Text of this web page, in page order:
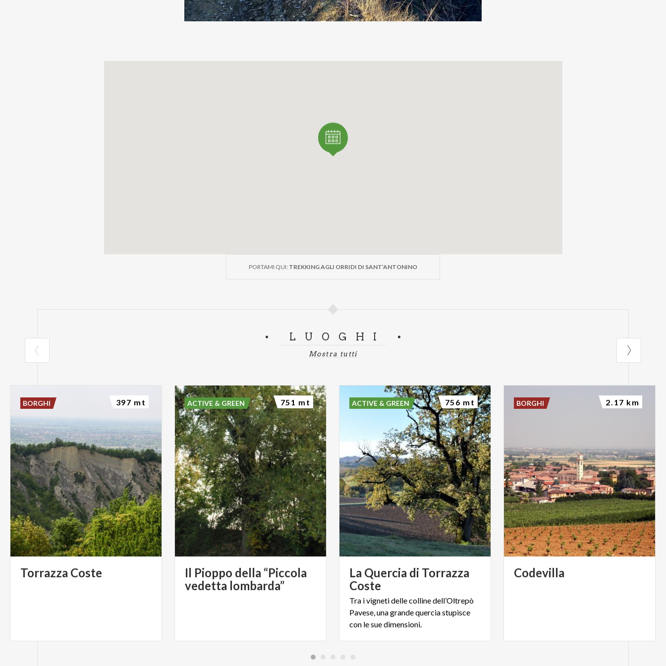
Calendario completo su:www.calyxturismo.blogspot.it
PORTAMI QUI: TREKKING AGLI ORRIDI DI SANT’ANTONINO
LUOGHI
Mostra tutti
Torrazza Coste
BORGHI 397 mt
Il Pioppo della “Piccola
vedetta lombarda”
ACTIVE & GREEN 751 mt
La Quercia di Torrazza
Coste
Tra i vigneti delle colline dell’Oltrepò
Pavese, una grande quercia stupisce
con le sue dimensioni.
ACTIVE & GREEN 756 mt
Codevilla
BORGHI 2.17 km